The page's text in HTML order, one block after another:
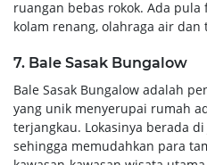
ruangan bebas rokok. Ada
kolam renang, olahraga air dan
7. Bale Sasak Bungalow
Bale Sasak Bungalow adalah
yang unik menyerupai rumah
terjangkau. Lokasinya berada
sehingga memudahkan para